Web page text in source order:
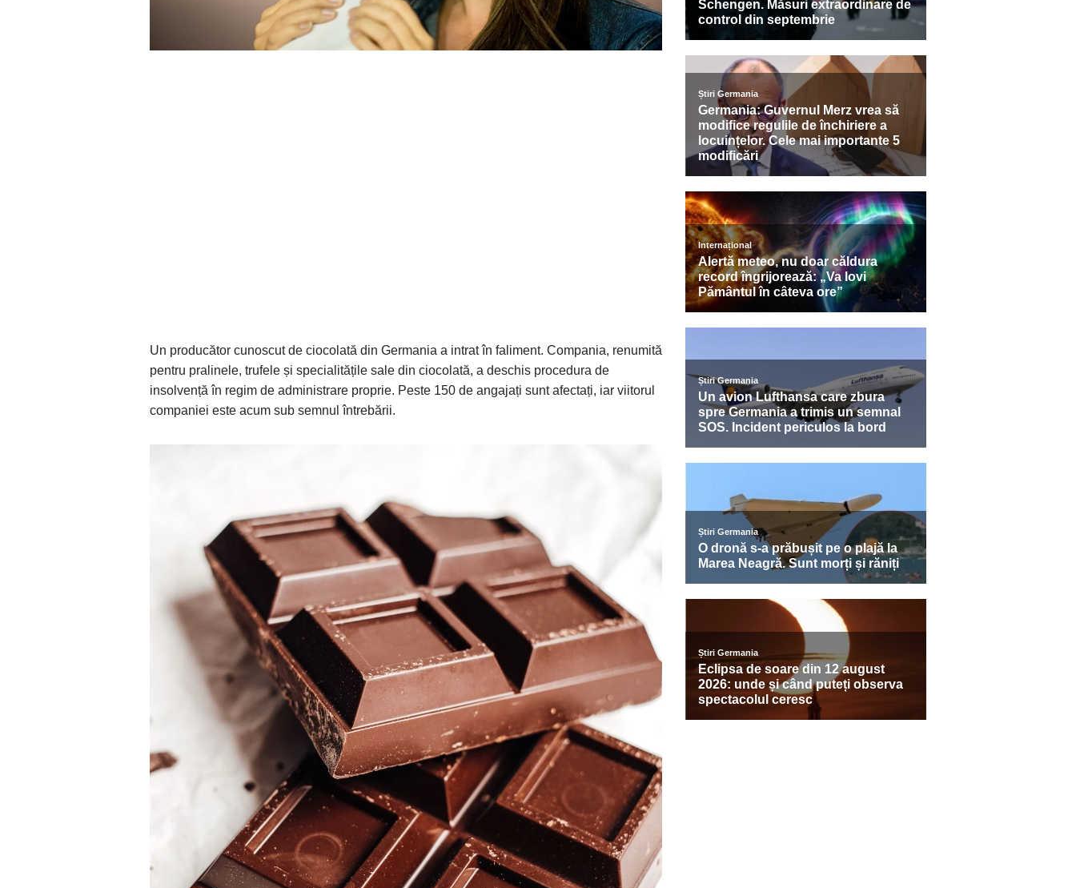
Un producător cunoscut de ciocolată din Germania a intrat în faliment. Compania, renumită
pentru pralinele, trufele și specialitățile sale din ciocolată, a deschis procedura de
insolvență în regim de administrare proprie. Peste 150 de angajați sunt afectați, iar viitorul
companiei este acum sub semnul întrebării.